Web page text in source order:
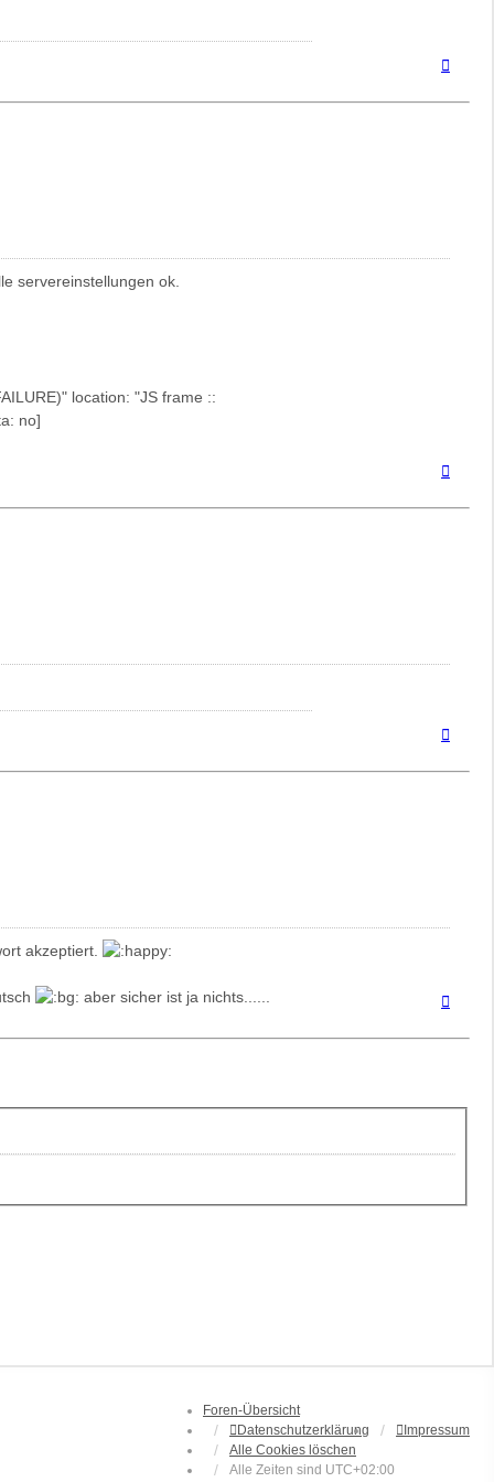
servereinstellungen ok.
location: "JS frame ::
no]
akzeptiert.
aber sicher ist ja nichts......
Foren-Übersicht
Datenschutzerklärung
Impressum
Alle Cookies löschen
Alle Zeiten sind UTC+02:00